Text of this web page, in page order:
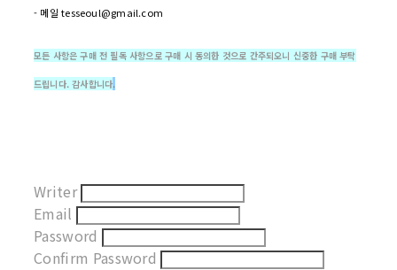
- 메일 tesseoul@gmail.com
모든 사항은 구매 전 필독 사항으로 구매 시 동의한 것으로 간주되오니 신중한 구매 부탁
드립니다. 감사합니다.
Writer
Email
Password
Confirm Password